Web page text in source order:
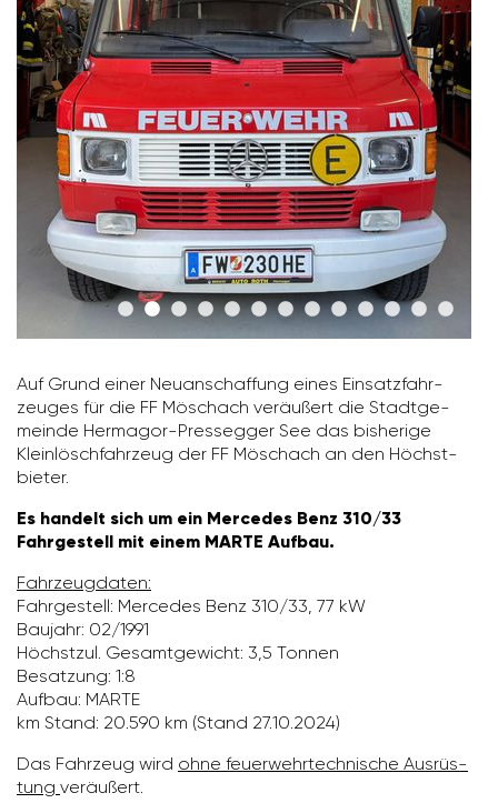
Auf Grund einer Neuan­schaf­fung eines Einsatz­fahr­
zeuges für die FF Möschach veräu­ßert die Stadt­ge­
meinde Hermagor-Pres­segger See das bishe­rige
Klein­lösch­fahr­zeug der FF Möschach an den Höchst­
bieter.
Es handelt sich um ein Mercedes Benz 310/33
Fahrgestell mit einem MARTE Aufbau.
Fahr­zeug­daten:
Fahr­ge­stell: Mercedes Benz 310/​33, 77 kW
Baujahr: 02/​1991
Höchstzul. Gesamt­ge­wicht: 3,5 Tonnen
Besat­zung: 1:8
Aufbau: MARTE
km Stand: 20.590 km (Stand 27.10.2024)
Das Fahr­zeug wird ohne feuer­wehr­tech­ni­sche Ausrüs­
tung veräu­ßert.